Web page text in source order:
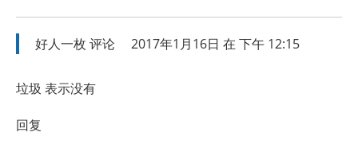
好人一枚 评论 2017年1月16日 在 下午 12:15
垃圾 表示没有
回复